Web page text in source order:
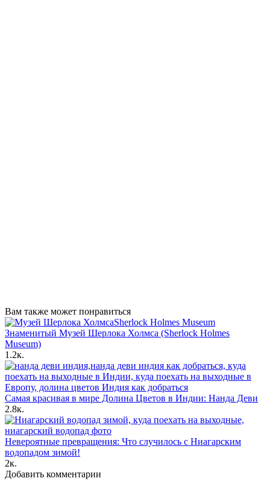
Вам также может понравиться
Знаменитый Музей Шерлока Холмса (Sherlock Holmes
Museum)
1.2к.
Самая красивая в мире Долина Цветов в Индии: Нанда Деви
2.8к.
Невероятные превращения: Что случилось с Ниагарским
водопадом зимой!
2к.
Добавить комментарии